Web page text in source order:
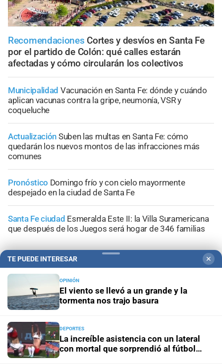
Recomendaciones Cortes y desvíos en Santa Fe
por el partido de Colón: qué calles estarán
afectadas y cómo circularán los colectivos
Municipalidad Vacunación en Santa Fe: dónde y cuándo
aplican vacunas contra la gripe, neumonía, VSR y
coqueluche
Actualización Suben las multas en Santa Fe: cómo
quedarán los nuevos montos de las infracciones más
comunes
Pronóstico Domingo frío y con cielo mayormente
despejado en la ciudad de Santa Fe
Santa Fe ciudad Esmeralda Este II: la Villa Suramericana
que después de los Juegos será hogar de 346 familias
Sucesos
TE PUEDE INTERESAR ✕
OPINIÓN
El viento se llevó a un grande y la
tormenta nos trajo basura
DEPORTES
La increíble asistencia con un lateral
con mortal que sorprendió al fútbol